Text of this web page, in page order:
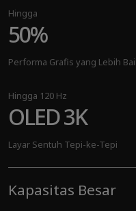
Performa AI NPU
Hingga
120 TOPS
Performa AI pada Perangkat
Lebih dari
300+
Hingga
50%
Performa Grafis yang Lebih
Hingga 120 Hz
OLED 3K
Layar Sentuh Tepi-ke-Tepi
Kapasitas Besar